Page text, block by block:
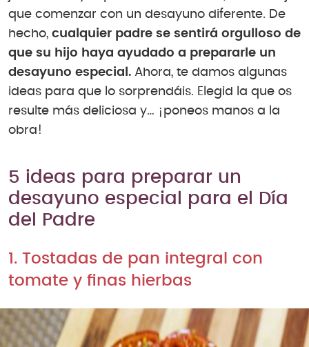
que comenzar con un desayuno diferente. De
hecho, cualquier padre se sentirá orgulloso de
que su hijo haya ayudado a prepararle un
desayuno especial. Ahora, te damos algunas
ideas para que lo sorprendáis. Elegid la que os
resulte más deliciosa y… ¡poneos manos a la
obra!
5 ideas para preparar un
desayuno especial para el Día
del Padre
1. Tostadas de pan integral con
tomate y finas hierbas